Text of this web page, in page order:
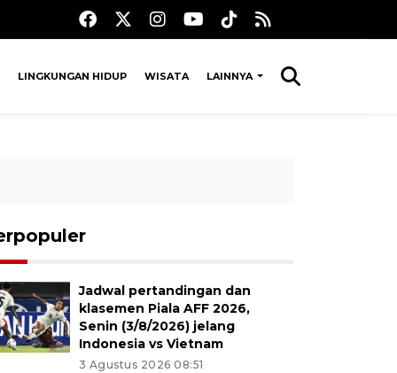
LINGKUNGAN HIDUP WISATA LAINNYA
Jadwal pertandingan dan
klasemen Piala AFF 2026,
Senin (3/8/2026) jelang
Indonesia vs Vietnam
3 Agustus 2026 08:51